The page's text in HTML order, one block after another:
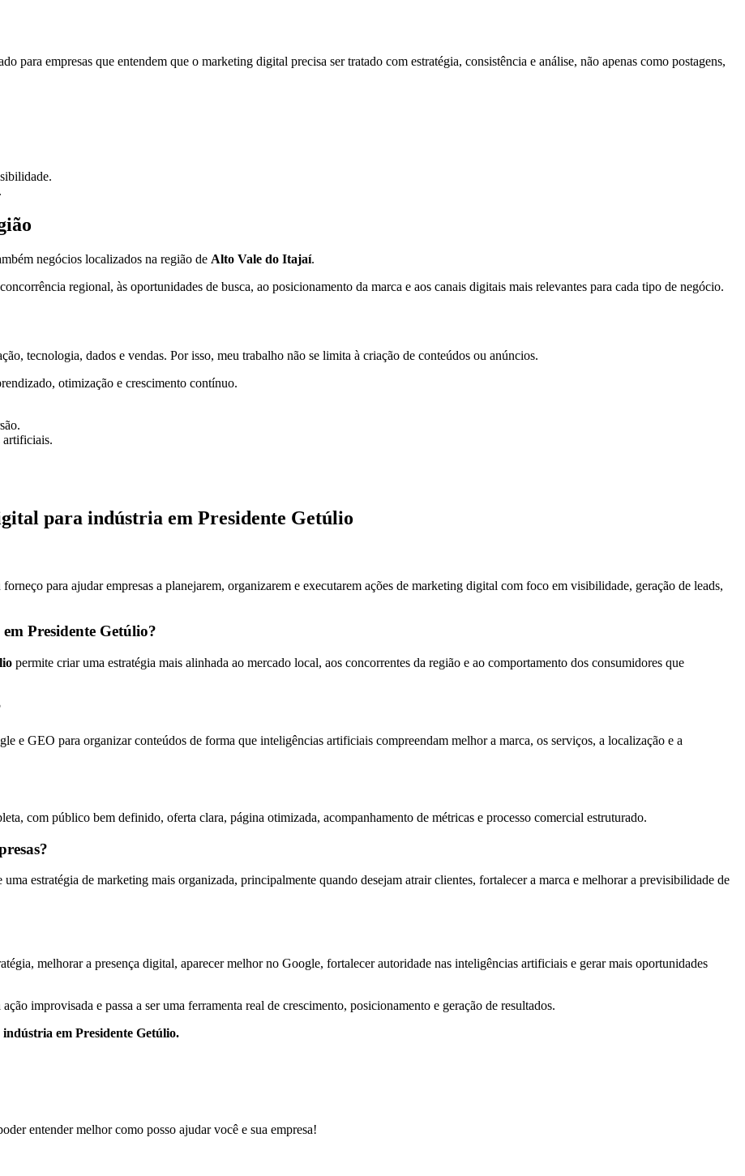
para empresas que entendem que o marketing digital precisa ser tratado com estratégia, consistência e análise, não apenas como postagens,
negócios localizados na região de Alto Vale do Itajaí.
regional, às oportunidades de busca, ao posicionamento da marca e aos canais digitais mais relevantes para cada tipo de negócio.
tecnologia, dados e vendas. Por isso, meu trabalho não se limita à criação de conteúdos ou anúncios.
otimização e crescimento contínuo.
artificiais.
para indústria em Presidente Getúlio
para ajudar empresas a planejarem, organizarem e executarem ações de marketing digital com foco em visibilidade, geração de leads,
Presidente Getúlio?
permite criar uma estratégia mais alinhada ao mercado local, aos concorrentes da região e ao comportamento dos consumidores que
e GEO para organizar conteúdos de forma que inteligências artificiais compreendam melhor a marca, os serviços, a localização e a
com público bem definido, oferta clara, página otimizada, acompanhamento de métricas e processo comercial estruturado.
uma estratégia de marketing mais organizada, principalmente quando desejam atrair clientes, fortalecer a marca e melhorar a previsibilidade de
melhorar a presença digital, aparecer melhor no Google, fortalecer autoridade nas inteligências artificiais e gerar mais oportunidades
improvisada e passa a ser uma ferramenta real de crescimento, posicionamento e geração de resultados.
em Presidente Getúlio.
entender melhor como posso ajudar você e sua empresa!